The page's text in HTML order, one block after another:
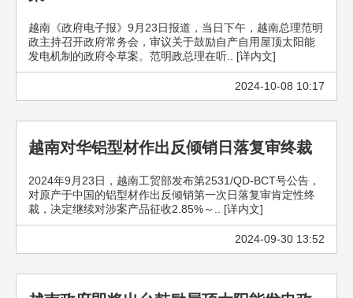
越南《政府电子报》9月23日报道，当日下午，越南总理范明
政主持召开政府常务会，审议关于鼓励自产自用屋顶太阳能
发电机制的政府令草案。范明政总理在听.. [详内文]
2024-10-08 10:17
越南对华铝型材作出反倾销日落复审终裁
2024年9月23日，越南工贸部发布第2531/QD-BCT号公告，
对原产于中国的铝型材作出反倾销第一次日落复审肯定性终
裁，决定继续对涉案产品征收2.85%～.. [详内文]
2024-09-30 13:52